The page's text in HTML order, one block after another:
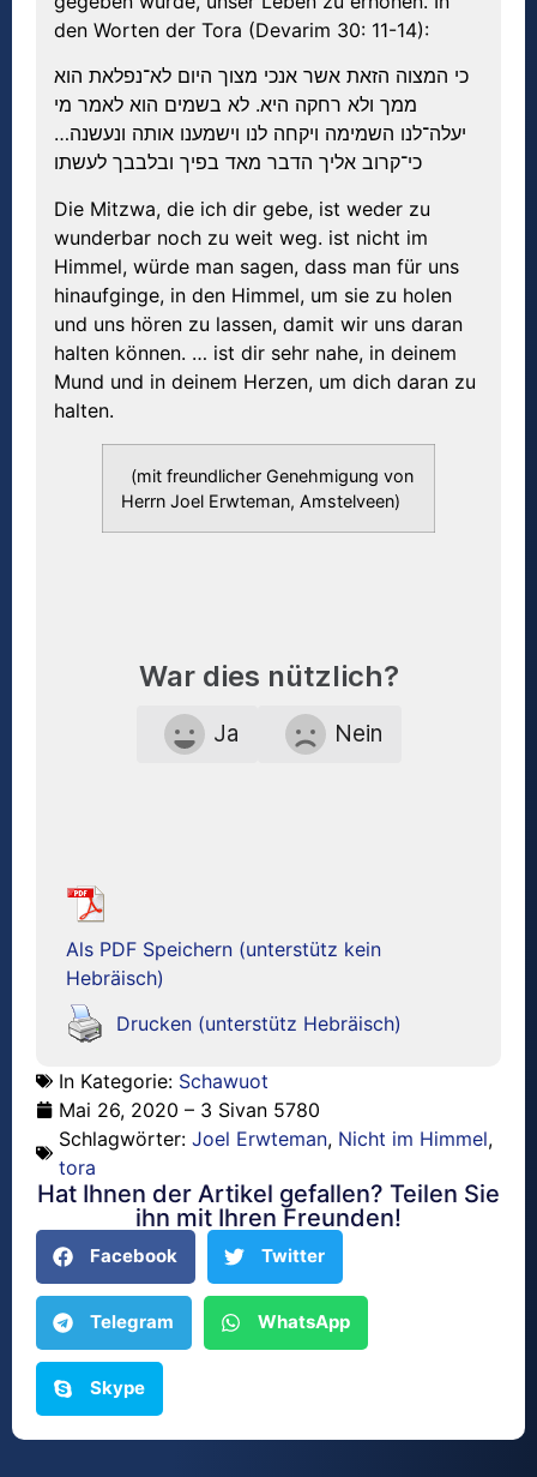
den Worten der Tora (Devarim 30: 11-14):
כי המצוה הזאת אשר אנכי מצוך היום לא־נפלאת הוא
ממך ולא רחקה היא. לא בשמים הוא לאמר מי
יעלה־לנו השמימה ויקחה לנו וישמענו אותה ונעשנה…
כי־קרוב אליך הדבר מאד בפיך ובלבבך לעשתו
Die Mitzwa, die ich dir gebe, ist weder zu
wunderbar noch zu weit weg. ist nicht im
Himmel, würde man sagen, dass man für uns
hinaufginge, in den Himmel, um sie zu holen
und uns hören zu lassen, damit wir uns daran
halten können. … ist dir sehr nahe, in deinem
Mund und in deinem Herzen, um dich daran zu
halten.
(mit freundlicher Genehmigung von
Herrn Joel Erwteman, Amstelveen)
War dies nützlich?
Ja Nein
Als PDF Speichern (unterstütz kein
Hebräisch)
Drucken (unterstütz Hebräisch)
In Kategorie: Schawuot
Mai 26, 2020 – 3 Sivan 5780
Schlagwörter: Joel Erwteman, Nicht im Himmel,
tora
Hat Ihnen der Artikel gefallen? Teilen Sie
ihn mit Ihren Freunden!
Facebook Twitter
Telegram WhatsApp
Skype